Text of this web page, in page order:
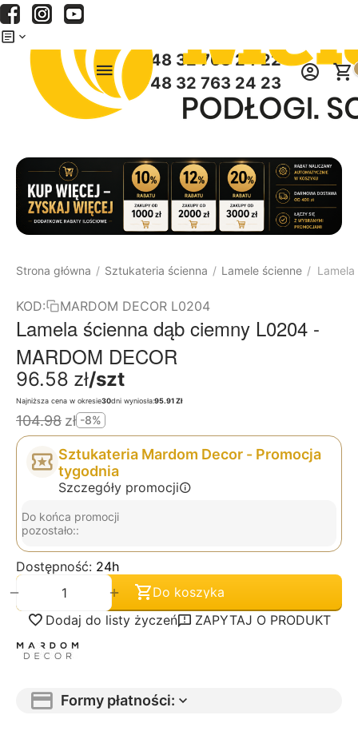
+48 32 763 24 22
+48 32 763 24 23
Strona główna / Sztukateria ścienna / Lamele ścienne /
KOD: MARDOM DECOR L0204
Lamela ścienna dąb ciemny L0204 -
MARDOM DECOR
96.58 zł/szt
Najniższa cena w okresie30dni wyniosła:95.91 Zł
104.98 zł -8%
Sztukateria Mardom Decor - Promocja
tygodnia
Szczegóły promocji
Do końca promocji
pozostało::
Dostępność: 24h
+
−
Do koszyka
Dodaj do listy życzeń
ZAPYTAJ O PRODUKT
Formy płatności: